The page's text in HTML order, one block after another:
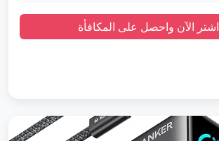
اشتر الآن واحصل على المكافأة